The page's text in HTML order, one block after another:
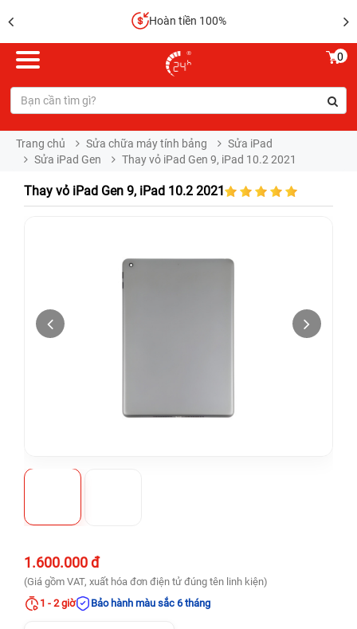
Hoàn tiền 100%
0
Trang chủ Sửa chữa máy tính bảng
Sửa iPad
Sửa iPad Gen
Thay vỏ iPad Gen 9, iPad 10.2 2021
Thay vỏ iPad Gen 9, iPad 10.2 2021
1.600.000 đ
(Giá gồm VAT, xuất hóa đơn điện tử đúng tên linh kiện)
1 - 2 giờ
Bảo hành màu sắc 6 tháng